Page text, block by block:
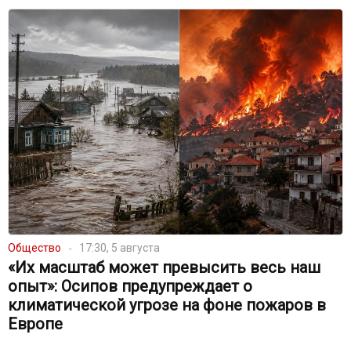
Общество 17:30, 5 августа
«Их масштаб может превысить весь наш
опыт»: Осипов предупреждает о
климатической угрозе на фоне пожаров в
Европе